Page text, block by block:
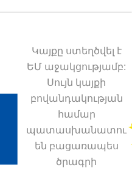
Կայքը ստեղծվել է
ԵՄ աջակցությամբ:
Սույն կայքի
բովանդակության
համար
պատասխանատու
են բացառապես
ծրագրի